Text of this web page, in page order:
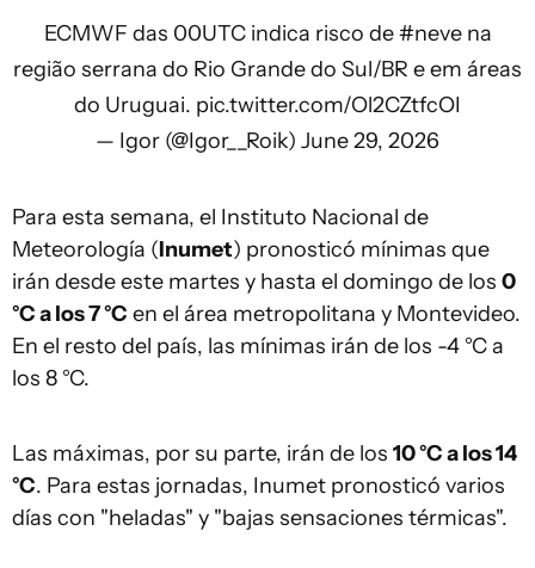
ECMWF das 00UTC indica risco de#nevena
região serrana do Rio Grande do Sul/BR e em áreas
do Uruguai. pic.twitter.com/Ol2CZtfcOI
— Igor (@Igor__Roik) June 29, 2026
Para esta semana, el Instituto Nacional de
Meteorología (Inumet) pronosticó mínimas que
irán desde este martes y hasta el domingo de los 0
°C a los 7 °C en el área metropolitana y Montevideo.
En el resto del país, las mínimas irán de los -4 °C a
los 8 °C.
Las máximas, por su parte, irán de los 10 °C a los 14
°C. Para estas jornadas, Inumet pronosticó varios
días con "heladas" y "bajas sensaciones térmicas".